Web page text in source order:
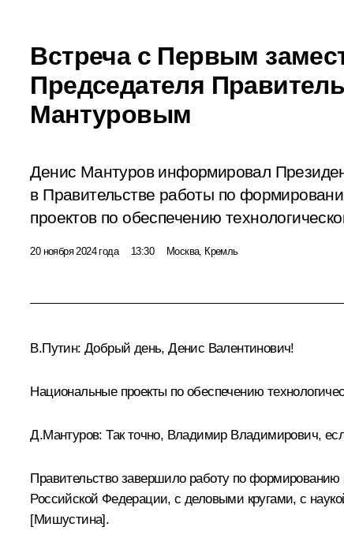
Встреча с Первым
Председателя
Мантуровым
Денис Мантуров информировал
в Правительстве работы по
проектов по обеспечению
20 ноября 2024 года 13:30 Москва, Кремль
В.Путин: Добрый день, Денис Валентинович!
Национальные проекты по обеспечению
Д.Мантуров: Так точно, Владимир Владимирович,
Правительство завершило работу по
Российской Федерации, с деловыми кругами, с
[Мишустина].